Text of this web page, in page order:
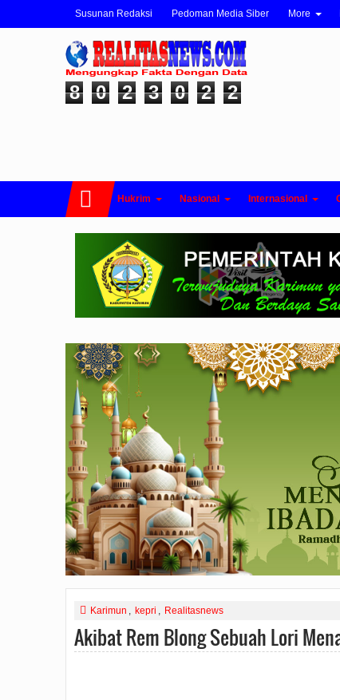
Susunan Redaksi Pedoman Media Siber More
8 0 2 3 0 2 2
Hukrim Nasional Internasional
Karimun , kepri , Realitasnews
Akibat Rem Blong Sebuah Lori